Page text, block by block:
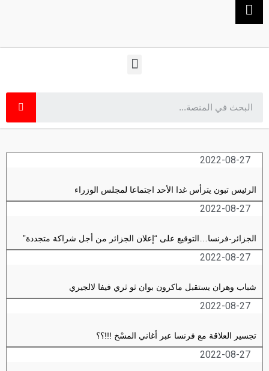
2022-08-27
الرئيس تبون يترأس غدا الأحد اجتماعا لمجلس الوزراء
2022-08-27
الجزائر-فرنسا…التوقيع على “إعلان الجزائر من أجل شراكة متجددة”
2022-08-27
شباب وهران يستقبل ماكرون بوان ثو ثري فيفا لالجيري
2022-08-27
تجسير العلاقة مع فرنسا عبر أغاني المسْخ !!!؟؟
2022-08-27